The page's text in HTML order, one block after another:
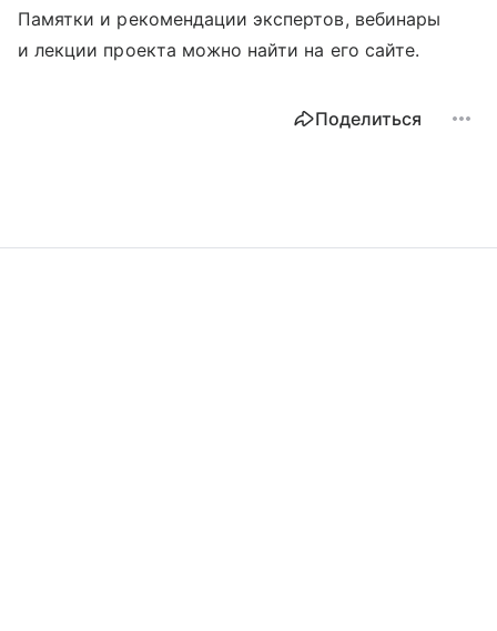
Памятки и рекомендации экспертов, вебинары
и лекции проекта можно найти на его сайте.
Поделиться